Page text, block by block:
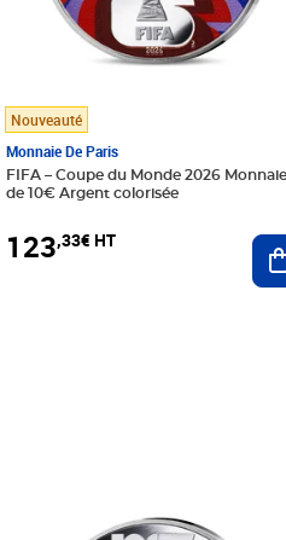
au panier
Nouveauté
Monnaie De Paris
FIFA – Coupe du Monde 2026 Monnaie
de 10€ Argent colorisée
123,33€ HT